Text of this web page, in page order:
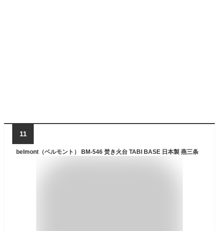
11
belmont（ベルモント） BM-546 焚き火台 TABI BASE 日本製 燕三条